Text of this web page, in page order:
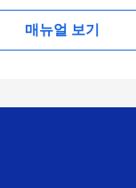
매뉴얼 보기